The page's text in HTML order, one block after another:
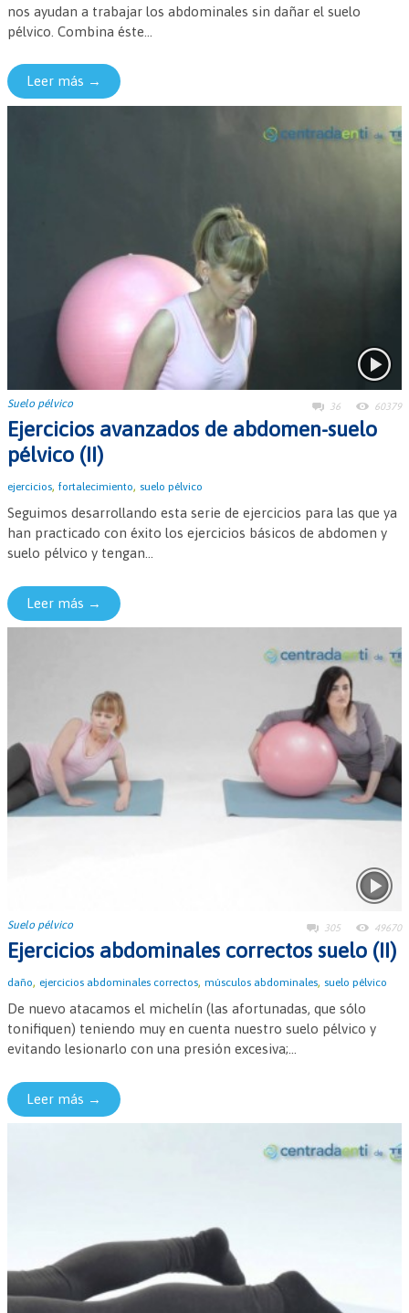
nos ayudan a trabajar los abdominales sin dañar el suelo
pélvico. Combina éste...
Leer más →
Suelo pélvico 36 60379
Ejercicios avanzados de abdomen-suelo
pélvico (II)
ejercicios, fortalecimiento, suelo pélvico
Seguimos desarrollando esta serie de ejercicios para las que ya
han practicado con éxito los ejercicios básicos de abdomen y
suelo pélvico y tengan...
Leer más →
Suelo pélvico 305 49670
Ejercicios abdominales correctos suelo (II)
daño, ejercicios abdominales correctos, músculos abdominales, suelo pélvico
De nuevo atacamos el michelín (las afortunadas, que sólo
tonifiquen) teniendo muy en cuenta nuestro suelo pélvico y
evitando lesionarlo con una presión excesiva;...
Leer más →